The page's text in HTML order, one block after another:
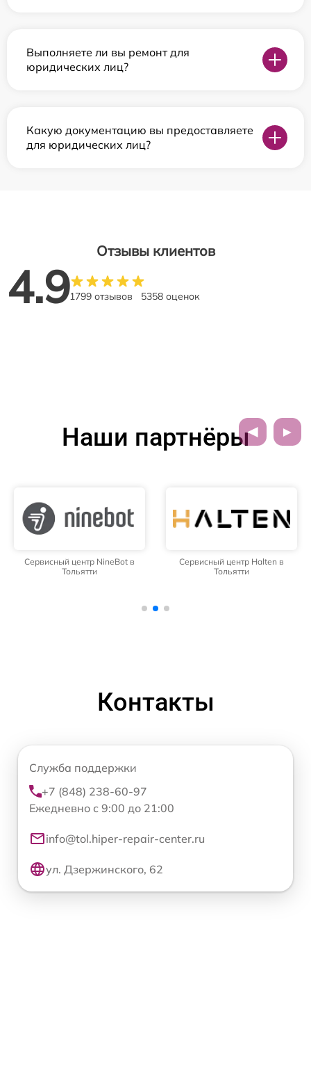
Выполняете ли вы ремонт для
юридических лиц?
Какую документацию вы предоставляете
для юридических лиц?
Отзывы клиентов
4.91799 отзывов 5358 оценок
Наши партнёры
Сервисный центр NineBot в
Тольятти
Сервисный центр Halten в
Тольятти
Контакты
Служба поддержки
+7 (848) 238-60-97
Ежедневно с 9:00 до 21:00
info@tol.hiper-repair-center.ru
ул. Дзержинского, 62